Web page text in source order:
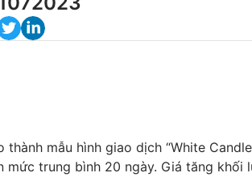
mẫu hình giao dịch “White
mức trung bình 20 ngày. Giá tăng khối